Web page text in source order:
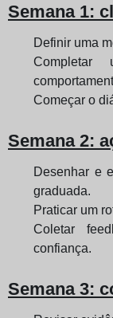
Semana 1:
Definir uma
Completar
Começar o
Semana 2:
Desenhar e
graduada.
Praticar um
Coletar
confiança.
Semana 3: